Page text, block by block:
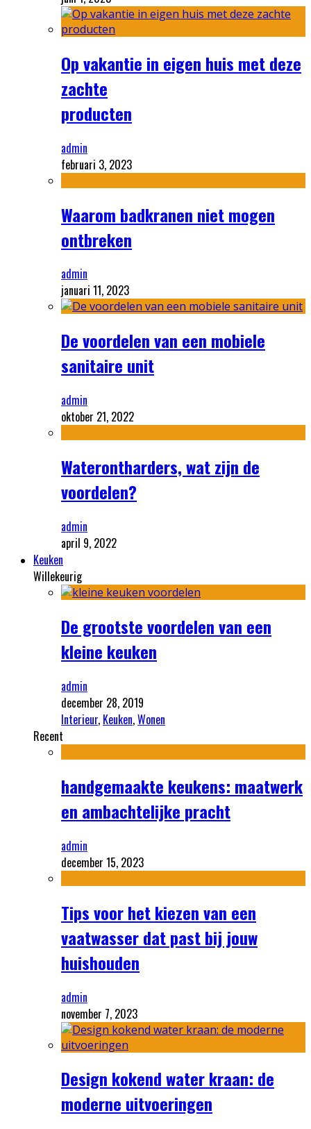
Op vakantie in eigen huis met deze
zachte
producten
admin
februari 3, 2023
Waarom badkranen niet mogen
ontbreken
admin
januari 11, 2023
De voordelen van een mobiele
sanitaire unit
admin
oktober 21, 2022
Waterontharders, wat zijn de
voordelen?
admin
april 9, 2022
Keuken
Willekeurig
De grootste voordelen van een
kleine keuken
admin
december 28, 2019
Interieur, Keuken,Wonen
Recent
handgemaakte keukens: maatwerk
en ambachtelijke pracht
admin
december 15, 2023
Tips voor het kiezen van een
vaatwasser dat past bij jouw
huishouden
admin
november 7, 2023
Design kokend water kraan: de
moderne uitvoeringen